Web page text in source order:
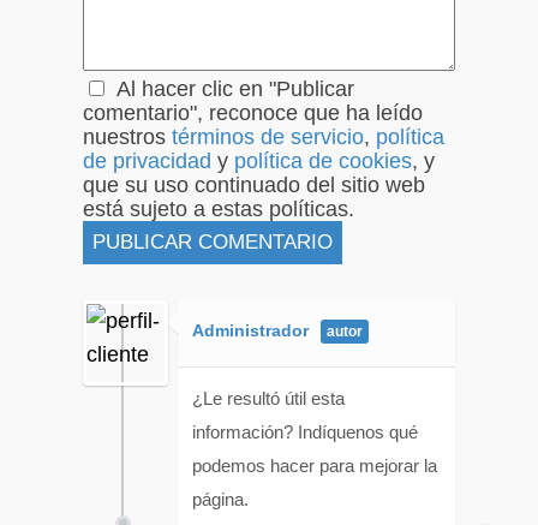
Al hacer clic en "Publicar
comentario", reconoce que ha leído
nuestros términos de servicio, política
de privacidad y política de cookies, y
que su uso continuado del sitio web
está sujeto a estas políticas.
Administrador
¿Le resultó útil esta
información? Indíquenos qué
podemos hacer para mejorar la
página.